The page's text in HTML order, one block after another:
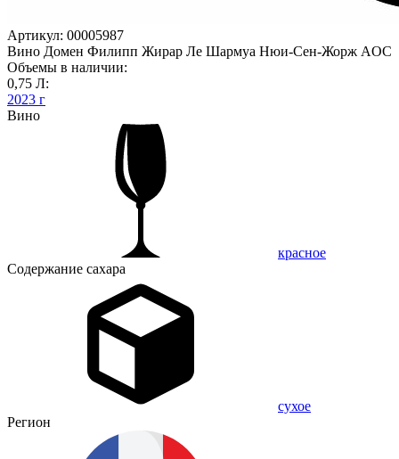
Артикул: 00005987
Вино Домен Филипп Жирар Ле Шармуа Нюи-Сен-Жорж AOC
Объемы в наличии:
0,75 Л:
2023 г
Вино
красное
Содержание сахара
сухое
Регион